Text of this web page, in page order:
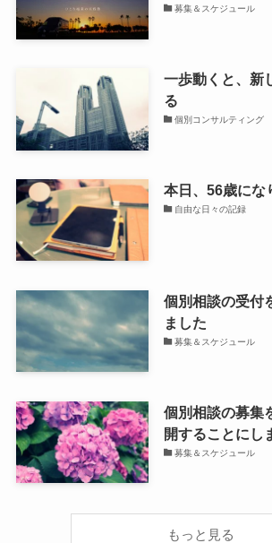
募集＆スケジュール
一歩動くと、新
る
個別コンサルティング
本日、56歳にな
自由な日々の記録
個別相談の受付
ました
募集＆スケジュール
個別相談の募集
開することにし
募集＆スケジュール
もっと見る